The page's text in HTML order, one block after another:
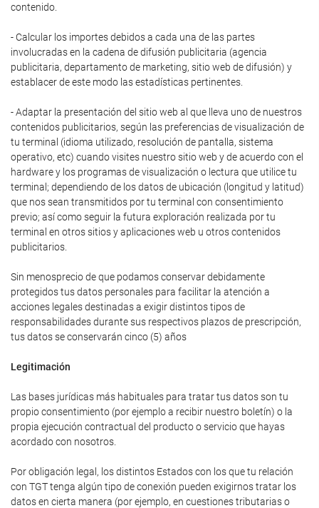
contenido.
- Calcular los importes debidos a cada una de las partes
involucradas en la cadena de difusión publicitaria (agencia
publicitaria, departamento de marketing, sitio web de difusión) y
establacer de este modo las estadísticas pertinentes.
- Adaptar la presentación del sitio web al que lleva uno de nuestros
contenidos publicitarios, según las preferencias de visualización de
tu terminal (idioma utilizado, resolución de pantalla, sistema
operativo, etc) cuando visites nuestro sitio web y de acuerdo con el
hardware y los programas de visualización o lectura que utilice tu
terminal; dependiendo de los datos de ubicación (longitud y latitud)
que nos sean transmitidos por tu terminal con consentimiento
previo; así como seguir la futura exploración realizada por tu
terminal en otros sitios y aplicaciones web u otros contenidos
publicitarios.
Sin menosprecio de que podamos conservar debidamente
protegidos tus datos personales para facilitar la atención a
acciones legales destinadas a exigir distintos tipos de
responsabilidades durante sus respectivos plazos de prescripción,
tus datos se conservarán cinco (5) años
Legitimación
Las bases jurídicas más habituales para tratar tus datos son tu
propio consentimiento (por ejemplo a recibir nuestro boletín) o la
propia ejecución contractual del producto o servicio que hayas
acordado con nosotros.
Por obligación legal, los distintos Estados con los que tu relación
con TGT tenga algún tipo de conexión pueden exigirnos tratar los
datos en cierta manera (por ejemplo, en cuestiones tributarias o